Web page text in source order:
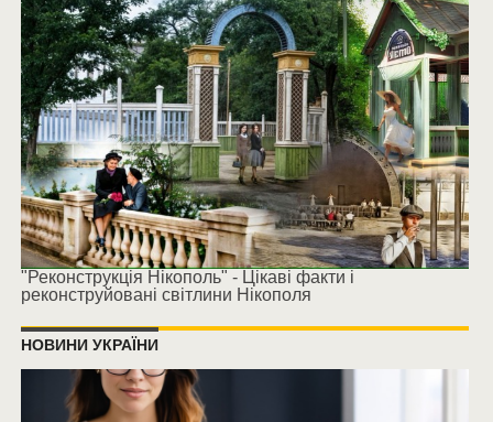
"Реконструкція Нікополь" - Цікаві факти і
реконструйовані світлини Нікополя
НОВИНИ УКРАЇНИ